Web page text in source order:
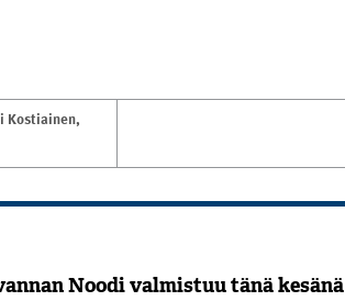
Kostiainen,
Noodi valmistuu tänä kesänä